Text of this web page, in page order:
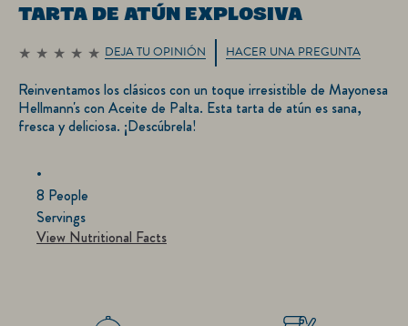
TARTA DE ATÚN EXPLOSIVA
No
han
enviado
calificaciones
para
DEJA TU OPINIÓN HACER UNA PREGUNTA
Reinventamos los clásicos con un toque irresistible de Mayonesa
Hellmann's con Aceite de Palta. Esta tarta de atún es sana,
fresca y deliciosa. ¡Descúbrela!
8 People
Servings
View Nutritional Facts